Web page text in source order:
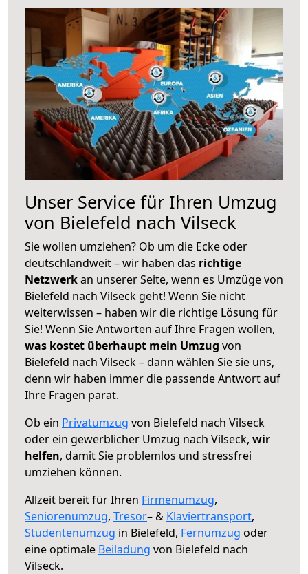
Unser Service für Ihren Umzug
von Bielefeld nach Vilseck
Sie wollen umziehen? Ob um die Ecke oder
deutschlandweit – wir haben das richtige
Netzwerkan unserer Seite, wenn es Umzüge von
Bielefeld nach Vilseck geht! Wenn Sie nicht
weiterwissen – haben wir die richtige Lösung für
Sie! Wenn Sie Antworten auf Ihre Fragen wollen,
was kostet überhaupt mein Umzug von
Bielefeld nach Vilseck – dann wählen Sie sie uns,
denn wir haben immer die passende Antwort auf
Ihre Fragen parat.
Ob ein Privatumzug von Bielefeld nach Vilseck
oder ein gewerblicher Umzug nach Vilseck, wir
helfen, damit Sie problemlos und stressfrei
umziehen können.
Allzeit bereit für Ihren Firmenumzug,
Seniorenumzug, Tresor– & Klaviertransport,
Studentenumzug in Bielefeld, Fernumzug oder
eine optimale Beiladung von Bielefeld nach
Vilseck.